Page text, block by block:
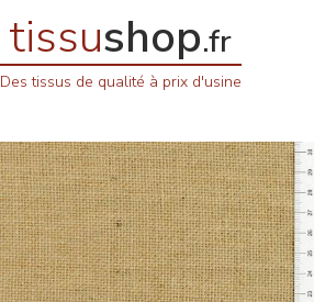
tissushop.fr
Des tissus de qualité à prix d'usine